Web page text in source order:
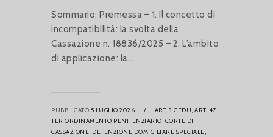
Sommario: Premessa – 1. Il concetto di
incompatibilità: la svolta della
Cassazione n. 18836/2025 – 2. L’ambito
di applicazione: la...
PUBBLICATO 5 LUGLIO 2026 / ART. 3 CEDU, ART. 47-
TER ORDINAMENTO PENITENZIARIO, CORTE DI
CASSAZIONE, DETENZIONE DOMICILIARE SPECIALE,